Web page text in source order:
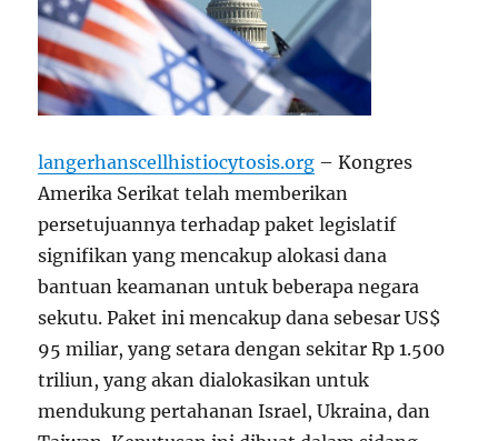
langerhanscellhistiocytosis.org – Kongres
Amerika Serikat telah memberikan
persetujuannya terhadap paket legislatif
signifikan yang mencakup alokasi dana
bantuan keamanan untuk beberapa negara
sekutu. Paket ini mencakup dana sebesar US$
95 miliar, yang setara dengan sekitar Rp 1.500
triliun, yang akan dialokasikan untuk
mendukung pertahanan Israel, Ukraina, dan